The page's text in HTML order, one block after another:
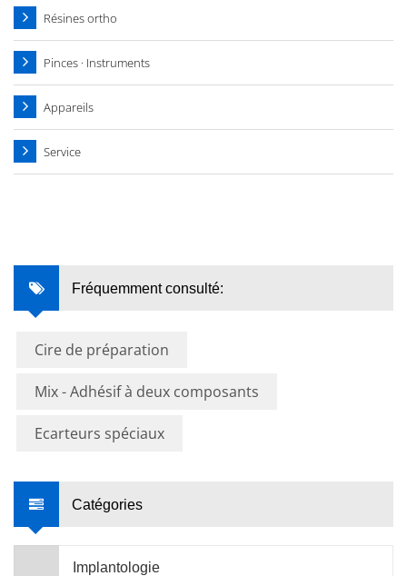
Résines ortho
Pinces · Instruments
Appareils
Service
Fréquemment consulté:
Cire de préparation
Mix - Adhésif à deux composants
Ecarteurs spéciaux
Catégories
Implantologie